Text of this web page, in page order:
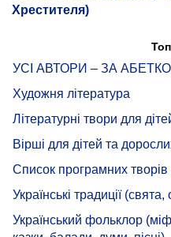
Хрестителя)
УСІ АВТОРИ – ЗА
Художня література
Літературні твори для
Вірші для дітей та
Список програмних творів
Українські традиції
Український фольклор